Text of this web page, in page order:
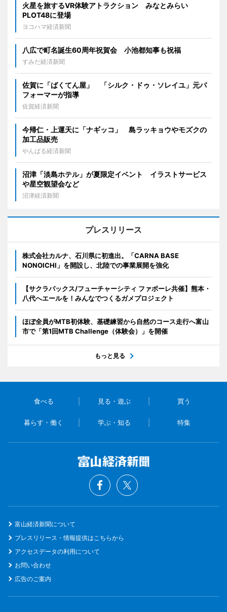
火星を旅するVR体験アトラクション みなとみらい
PLOT48に登場
ヨコハマ経済新聞
八広で町名誕生60周年祝賀会 小池都知事も祝福
すみだ経済新聞
佐賀に「ばくてん屋」 「シルク・ドゥ・ソレイユ」元パ
フォーマーが指導
佐賀経済新聞
今帰仁・上運天に「ナギッコ」 島ラッキョウやモズクの
加工品販売
やんばる経済新聞
沼津「淡島ホテル」が夏限定イベント イラストサービス
や星空観望会など
沼津経済新聞
プレスリリース
株式会社カルナ、石川県に初進出。「CARNA BASE
NONOICHI」を開設し、北陸での事業展開を強化
【サクラパックス/フューチャーシティ ファボーレ共催】熊本・
八代へエールを！みんなでつくるガメプロジェクト
ほぼ全員がMTB初体験、基礎練習から自然のコース走行へ富山
市で「第1回MTB Challenge（体験会）」を開催
もっと見る
食べる 見る・遊ぶ 買う
暮らす・働く 学ぶ・知る 特集
富山経済新聞について
プレスリリース・情報提供はこちらから
アクセスデータの利用について
お問い合わせ
広告のご案内